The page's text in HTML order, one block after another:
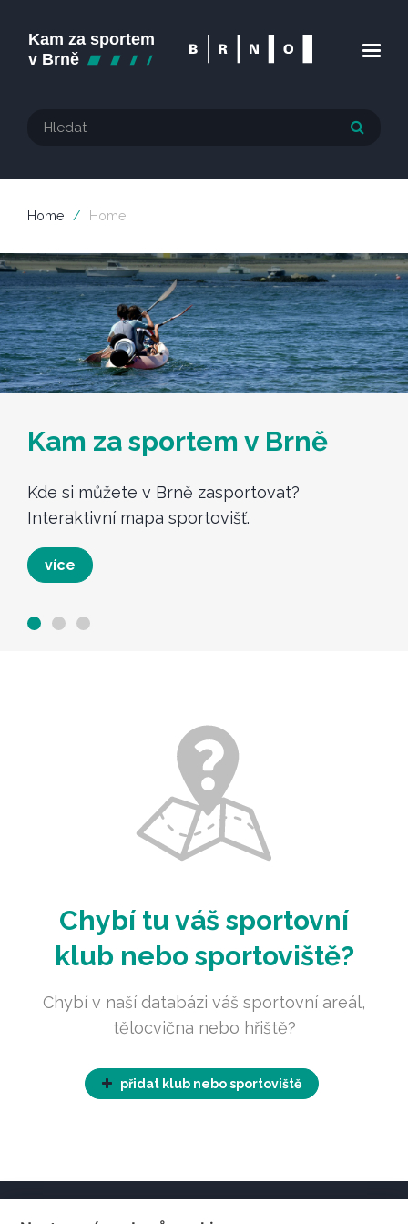
Home / Home
Kam za sportem v Brně
Kde si můžete v Brně zasportovat?
Interaktivní mapa sportovišť.
více
Chybí tu váš sportovní
klub nebo sportoviště?
Chybí v naší databázi váš sportovní areál,
tělocvična nebo hřiště?
přidat klub nebo sportoviště
Home